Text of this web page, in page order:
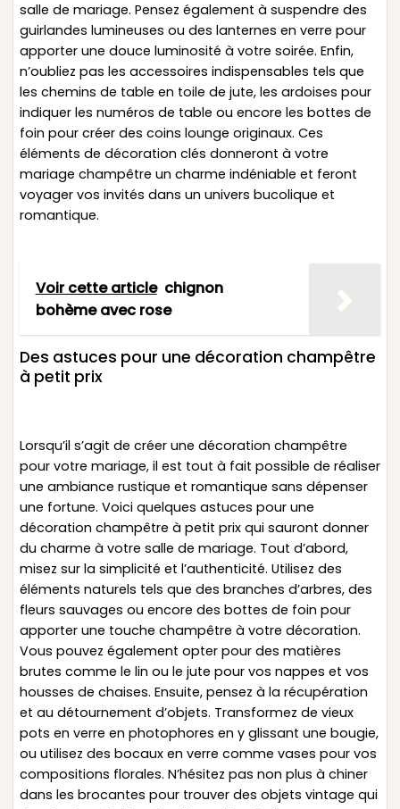
salle de mariage. Pensez également à suspendre des
guirlandes lumineuses ou des lanternes en verre pour
apporter une douce luminosité à votre soirée. Enfin,
n’oubliez pas les accessoires indispensables tels que
les chemins de table en toile de jute, les ardoises pour
indiquer les numéros de table ou encore les bottes de
foin pour créer des coins lounge originaux. Ces
éléments de décoration clés donneront à votre
mariage champêtre un charme indéniable et feront
voyager vos invités dans un univers bucolique et
romantique.
Voir cette article chignon
bohème avec rose
Des astuces pour une décoration champêtre
à petit prix
Lorsqu’il s’agit de créer une décoration champêtre
pour votre mariage, il est tout à fait possible de réaliser
une ambiance rustique et romantique sans dépenser
une fortune. Voici quelques astuces pour une
décoration champêtre à petit prix qui sauront donner
du charme à votre salle de mariage. Tout d’abord,
misez sur la simplicité et l’authenticité. Utilisez des
éléments naturels tels que des branches d’arbres, des
fleurs sauvages ou encore des bottes de foin pour
apporter une touche champêtre à votre décoration.
Vous pouvez également opter pour des matières
brutes comme le lin ou le jute pour vos nappes et vos
housses de chaises. Ensuite, pensez à la récupération
et au détournement d’objets. Transformez de vieux
pots en verre en photophores en y glissant une bougie,
ou utilisez des bocaux en verre comme vases pour vos
compositions florales. N’hésitez pas non plus à chiner
dans les brocantes pour trouver des objets vintage qui